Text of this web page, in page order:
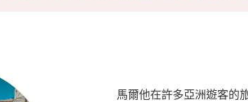
馬爾他在許多亞洲遊客的